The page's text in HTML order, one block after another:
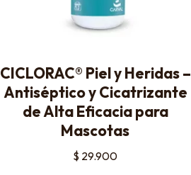
CICLORAC® Piel y Heridas –
Antiséptico y Cicatrizante
de Alta Eficacia para
Mascotas
$ 29.900